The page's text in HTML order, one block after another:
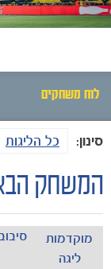
לוח משחקים
לוח משחקים
תוצאות
סינון: כל הליגות
המשחק
מוקדמות
ליגה